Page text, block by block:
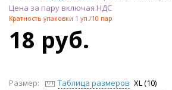
Цена за пару включая НДС
Кратность упаковки 1 уп./10 пар
18 руб.
Размер: Таблица размеров XL (10)